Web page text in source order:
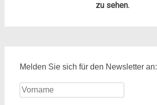
zu sehen.
Melden Sie sich für den Newsletter an: